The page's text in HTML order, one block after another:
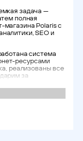
задача —
полная
магазина Polaris с
SEO и
система
ресурсами
реализованы все
за